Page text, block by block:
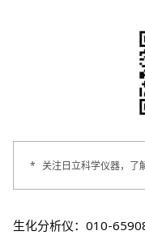
* 关注日立科学仪器，了
生化分析仪：010-